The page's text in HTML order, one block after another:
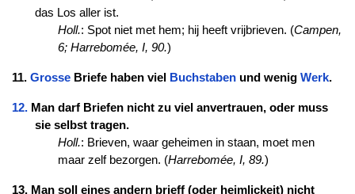
das Los aller ist.
Holl.: Spot niet met hem; hij heeft vrijbrieven. (Campen,
6; Harrebomée, I, 90.)
11. GrosseBriefe haben viel Buchstabenund wenig Werk.
12. Man darf Briefen nicht zu viel anvertrauen, oder muss
sie selbst tragen.
Holl.: Brieven, waar geheimen in staan, moet men
maar zelf bezorgen. (Harrebomée, I, 89.)
13. Man soll eines andern brieff (oder heimlickeit) nicht